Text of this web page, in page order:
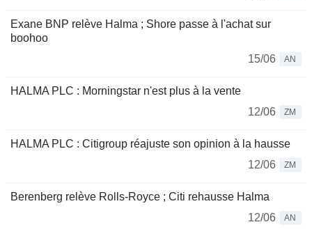
Exane BNP relève Halma ; Shore passe à l'achat sur
boohoo
15/06
AN
HALMA PLC : Morningstar n'est plus à la vente
12/06
ZM
HALMA PLC : Citigroup réajuste son opinion à la hausse
12/06
ZM
Berenberg relève Rolls-Royce ; Citi rehausse Halma
12/06
AN